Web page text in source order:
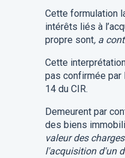
Cette formulation
intérêts liés à
propre sont, a
Cette
pas confirmée par
14 du CIR.
Demeurent par
des biens
valeur des
l'acquisition d'un